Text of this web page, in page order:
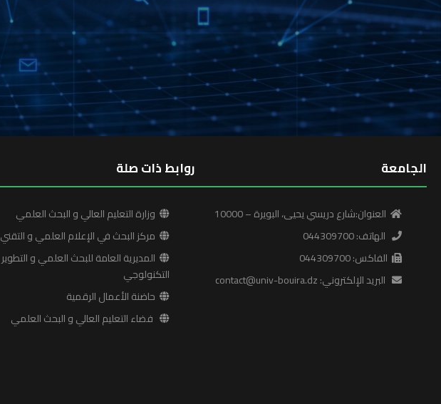
الجامعة
العنوان:شارع دريسي يحيى، البويرة – 10000
الهاتف: 044309700
الفاكس: 044309700
البريد الإلكتروني: contact@univ-bouira.dz
روابط ذات صلة
وزارة التعليم العالي و البحث العلمي
مركز البحث في الإعلام العلمي و التقني
المديرية العامة للبحث العلمي و التطوير
التكنولوجي
حاضنة الأعمال الرقمية
فضاء التعليم العالي و البحث العلمي